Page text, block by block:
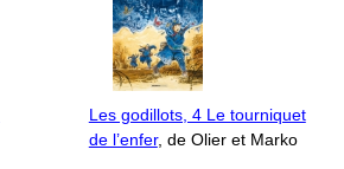
Les godillots, 4 Le tourniquet
de l’enfer, de Olier et Marko